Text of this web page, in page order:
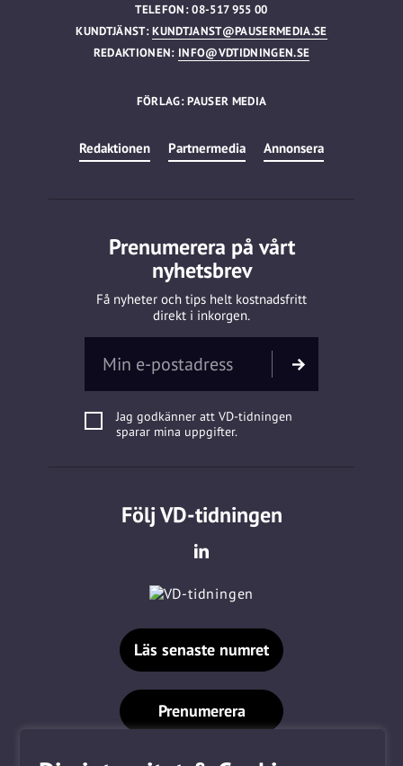
TELEFON: 08-517 955 00
KUNDTJÄNST:KUNDTJANST@PAUSERMEDIA.SE
REDAKTIONEN: INFO@VDTIDNINGEN.SE
FÖRLAG: PAUSER MEDIA
Redaktionen Partnermedia Annonsera
Prenumerera på vårt
nyhetsbrev
Få nyheter och tips helt kostnadsfritt
direkt i inkorgen.
Jag godkänner att VD-tidningen
sparar mina uppgifter.
Följ VD-tidningen
Läs senaste numret
Prenumerera